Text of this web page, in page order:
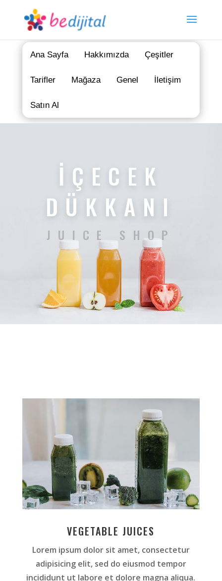
Ana Sayfa Hakkımızda Çeşitler
Tarifler Mağaza Genel İletişim
Satın Al
İÇECEK
DÜKKANI
JUICE SHOP
VEGETABLE JUICES
Lorem ipsum dolor sit amet, consectetur
adipisicing elit, sed do eiusmod tempor
incididunt ut labore et dolore magna aliqua.